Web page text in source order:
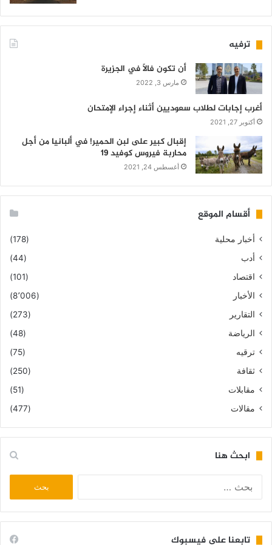
ترفيه
أن تكون فالاً في الجزيرة
مارس 3, 2022
أغرب إجابات لطلاب سعوديين أثناء إجراء الإمتحان
أكتوبر 27, 2021
إقبال كبير على لبن الحمير! في ألبانيا من أجل
محاربة فيروس كوفيد 19
أغسطس 24, 2021
أقسام الموقع
أخبار محلية
(178)
أدب
(44)
اقتصاد
(101)
الأخبار
(8٬006)
التقارير
(273)
الرياضة
(48)
ترقيه
(75)
ثقافة
(250)
مقابلات
(51)
مقالات
(477)
ابحث هنا
تابعنا على فيسبوك